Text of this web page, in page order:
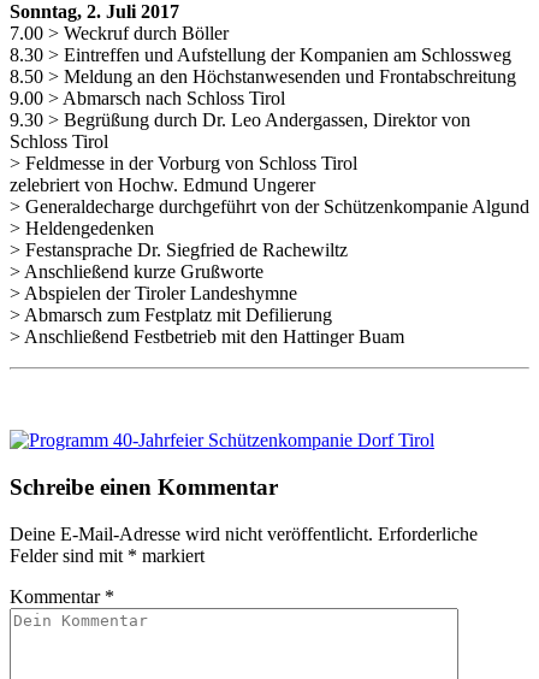
Sonntag, 2. Juli 2017
7.00 > Weckruf durch Böller
8.30 > Eintreffen und Aufstellung der Kompanien am Schlossweg
8.50 > Meldung an den Höchstanwesenden und Frontabschreitung
9.00 > Abmarsch nach Schloss Tirol
9.30 > Begrüßung durch Dr. Leo Andergassen, Direktor von
Schloss Tirol
> Feldmesse in der Vorburg von Schloss Tirol
zelebriert von Hochw. Edmund Ungerer
> Generaldecharge durchgeführt von der Schützenkompanie Algund
> Heldengedenken
> Festansprache Dr. Siegfried de Rachewiltz
> Anschließend kurze Grußworte
> Abspielen der Tiroler Landeshymne
> Abmarsch zum Festplatz mit Defilierung
> Anschließend Festbetrieb mit den Hattinger Buam
Schreibe einen Kommentar
Deine E-Mail-Adresse wird nicht veröffentlicht. Erforderliche
Felder sind mit * markiert
Kommentar *